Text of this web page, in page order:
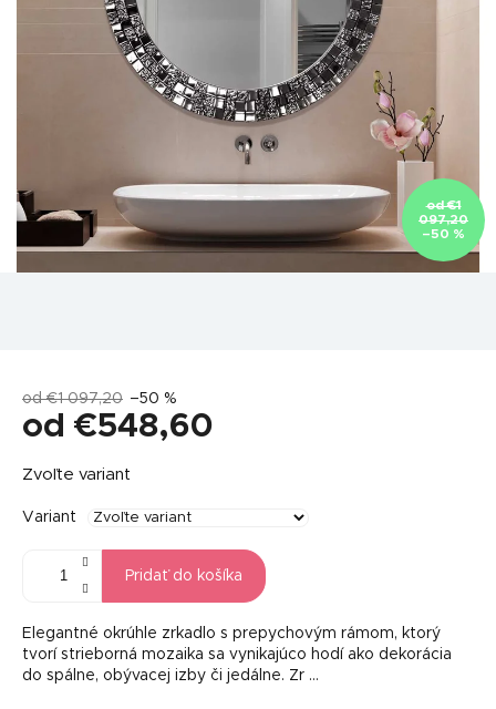
od €1
097,20
–50 %
od €1 097,20 –50 %
od €548,60
cena:
Zvoľte variant
Variant
Pridať do košíka
Elegantné okrúhle zrkadlo s prepychovým rámom, ktorý
tvorí strieborná mozaika sa vynikajúco hodí ako dekorácia
do spálne, obývacej izby či jedálne. Zr …